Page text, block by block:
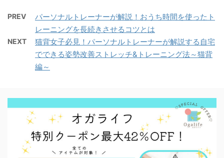
PREV
パーソナルトレーナーが解説！おうち時間を使ったト
レーニングを長続きさせるコツとは
NEXT
猫背女子必見！パーソナルトレーナーが解説する自宅
でできる姿勢改善ストレッチ&トレーニング法～猫背
編～